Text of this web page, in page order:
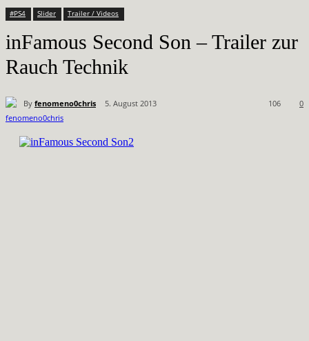
#PS4 Slider Trailer / Videos
inFamous Second Son – Trailer zur
Rauch Technik
By fenomeno0chris 5. August 2013 0
106